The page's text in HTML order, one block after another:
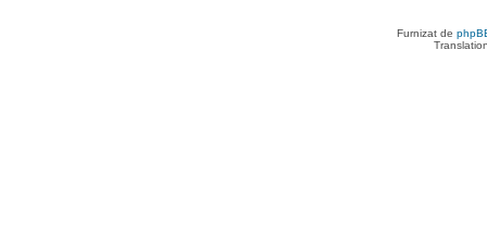
Furnizat de